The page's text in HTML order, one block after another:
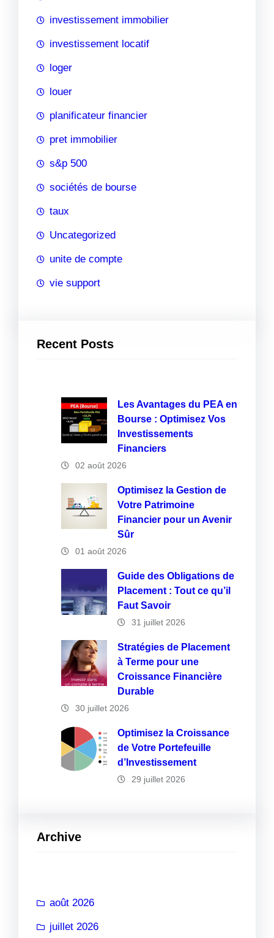
investissement immobilier
investissement locatif
loger
louer
planificateur financier
pret immobilier
s&p 500
sociétés de bourse
taux
Uncategorized
unite de compte
vie support
Recent Posts
Les Avantages du PEA en
Bourse : Optimisez Vos
Investissements
Financiers
02 août 2026
Optimisez la Gestion de
Votre Patrimoine
Financier pour un Avenir
Sûr
01 août 2026
Guide des Obligations de
Placement : Tout ce qu’il
Faut Savoir
31 juillet 2026
Stratégies de Placement
à Terme pour une
Croissance Financière
Durable
30 juillet 2026
Optimisez la Croissance
de Votre Portefeuille
d’Investissement
29 juillet 2026
Archive
août 2026
juillet 2026